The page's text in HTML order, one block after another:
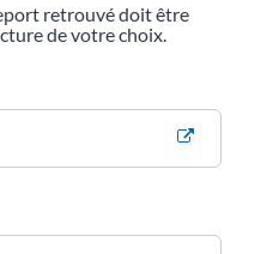
retrouvé doit être
de votre choix.